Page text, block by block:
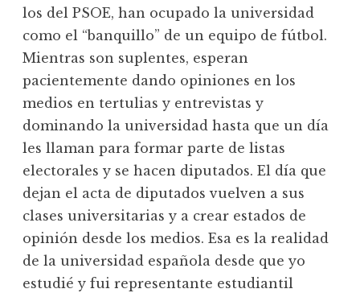
los del PSOE, han ocupado la universidad
como el “banquillo” de un equipo de fútbol.
Mientras son suplentes, esperan
pacientemente dando opiniones en los
medios en tertulias y entrevistas y
dominando la universidad hasta que un día
les llaman para formar parte de listas
electorales y se hacen diputados. El día que
dejan el acta de diputados vuelven a sus
clases universitarias y a crear estados de
opinión desde los medios. Esa es la realidad
de la universidad española desde que yo
estudié y fui representante estudiantil